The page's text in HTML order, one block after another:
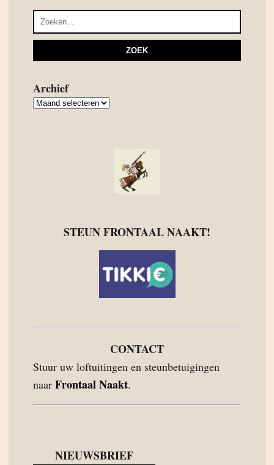
Archief
Archief
STEUN FRONTAAL NAAKT!
CONTACT
Stuur uw loftuitingen en steunbetuigingen
naar Frontaal Naakt.
NIEUWSBRIEF